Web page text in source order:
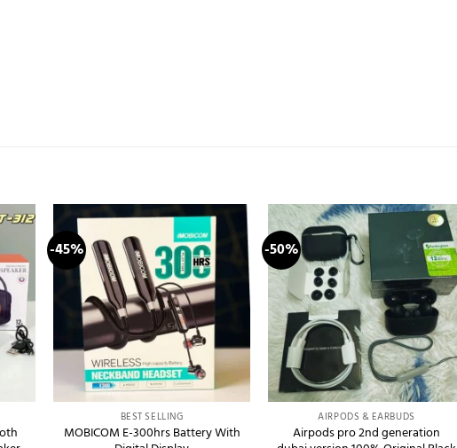
to -45% Add to
wishlist
BEST SELLING
MOBICOM E-300hrs Battery With
-50% Add to
wishlist
AIRPODS & EARBUDS
Airpods pro 2nd generation